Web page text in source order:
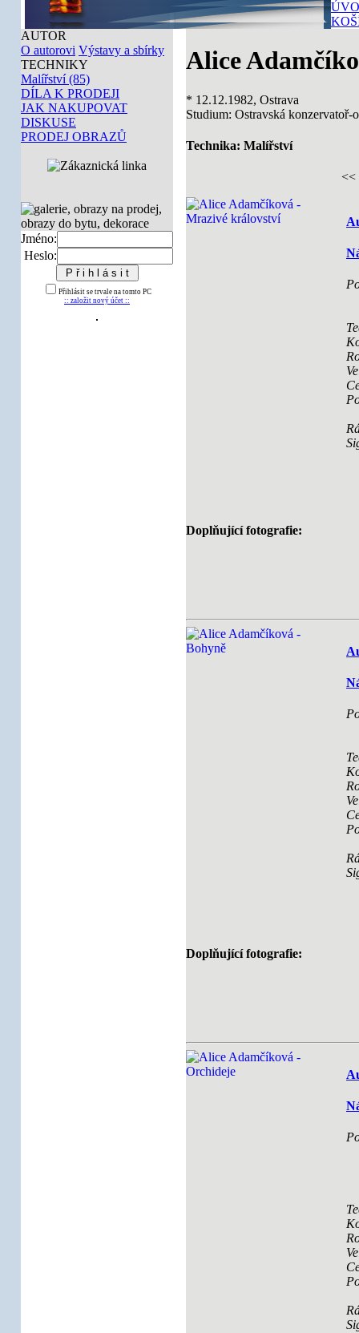
AUTOR
O autorovi Výstavy a sbírky
TECHNIKY
Malířství (85)
DÍLA K PRODEJI
JAK NAKUPOVAT
DISKUSE
PRODEJ OBRAZŮ
Jméno:
Heslo:
Přihlásit se trvale na tomto PC
:: založit nový účet ::
Alice
* 12.12.1982, Ostrava
Studium: Ostravská konzervatoř-
Technika: Malířství
<<
Doplňující fotografie:
Doplňující fotografie: